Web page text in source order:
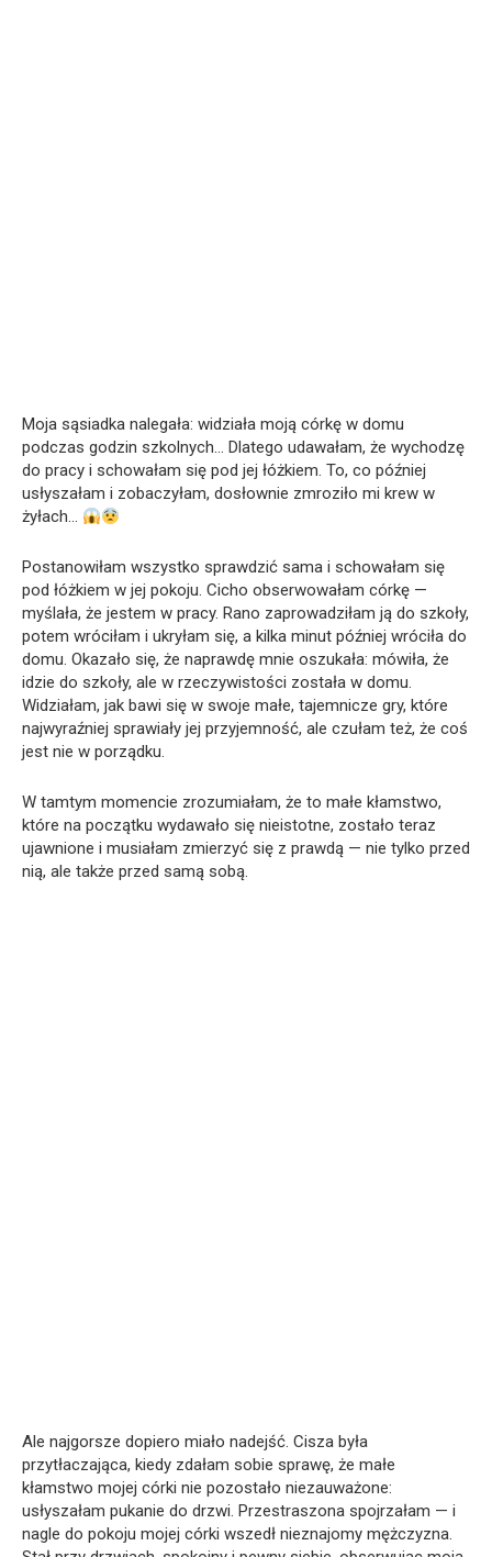
Moja sąsiadka nalegała: widziała moją córkę w domu
podczas godzin szkolnych… Dlatego udawałam, że wychodzę
do pracy i schowałam się pod jej łóżkiem. To, co później
usłyszałam i zobaczyłam, dosłownie zmroziło mi krew w
żyłach…
Postanowiłam wszystko sprawdzić sama i schowałam się
pod łóżkiem w jej pokoju. Cicho obserwowałam córkę —
myślała, że jestem w pracy. Rano zaprowadziłam ją do szkoły,
potem wróciłam i ukryłam się, a kilka minut później wróciła do
domu. Okazało się, że naprawdę mnie oszukała: mówiła, że
idzie do szkoły, ale w rzeczywistości została w domu.
Widziałam, jak bawi się w swoje małe, tajemnicze gry, które
najwyraźniej sprawiały jej przyjemność, ale czułam też, że coś
jest nie w porządku.
W tamtym momencie zrozumiałam, że to małe kłamstwo,
które na początku wydawało się nieistotne, zostało teraz
ujawnione i musiałam zmierzyć się z prawdą — nie tylko przed
nią, ale także przed samą sobą.
Ale najgorsze dopiero miało nadejść. Cisza była
przytłaczająca, kiedy zdałam sobie sprawę, że małe
kłamstwo mojej córki nie pozostało niezauważone:
usłyszałam pukanie do drzwi. Przestraszona spojrzałam — i
nagle do pokoju mojej córki wszedł nieznajomy mężczyzna.